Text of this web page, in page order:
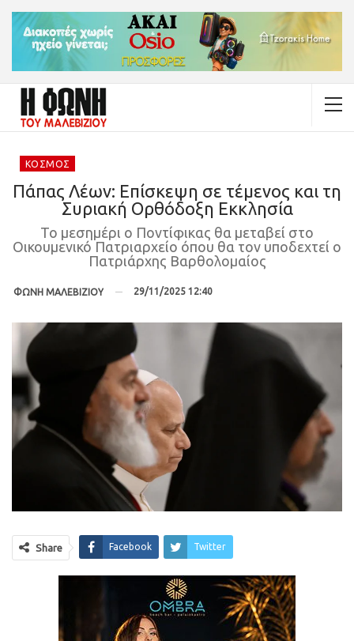
ΚΌΣΜΟΣ
Πάπας Λέων: Επίσκεψη σε τέμενος και τη
Συριακή Ορθόδοξη Εκκλησία
Το μεσημέρι ο Ποντίφικας θα μεταβεί στο
Οικουμενικό Πατριαρχείο όπου θα τον υποδεχτεί ο
Πατριάρχης Βαρθολομαίος
ΦΩΝΗ ΜΑΛΕΒΙΖΙΟΥ 29/11/2025 12:40
Share Facebook Twitter